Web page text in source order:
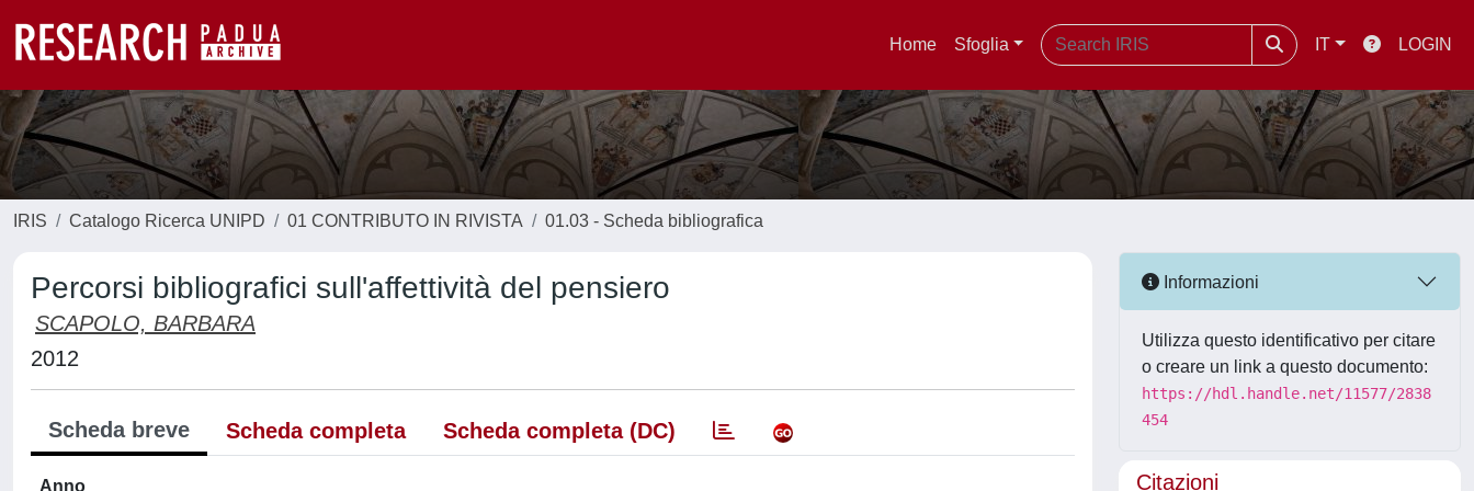
Home Sfoglia IT LOGIN
IRIS Catalogo Ricerca UNIPD 01 CONTRIBUTO IN RIVISTA 01.03 - Scheda bibliografica
Percorsi bibliografici sull'affettività del pensiero
SCAPOLO, BARBARA
2012
Scheda breve Scheda completa Scheda completa (DC)
Anno
Informazioni
Utilizza questo identificativo per citare
o creare un link a questo documento:
https://hdl.handle.net/11577/2838
454
Citazioni